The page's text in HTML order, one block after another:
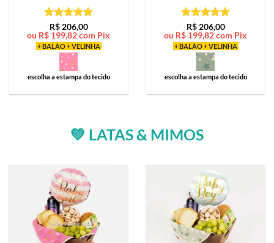
Avaliação5
de 5
R$206,00
ou R$ 199,82com Pix
+ BALÃO + VELINHA
escolha a estampa do tecido
Avaliação5
de 5
R$206,00
ou R$ 199,82com Pix
+ BALÃO + VELINHA
escolha a estampa do tecido
💚 LATAS & MIMOS